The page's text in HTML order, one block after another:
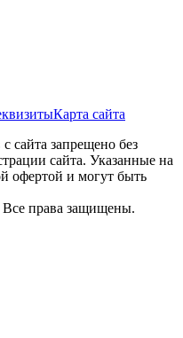
Карта сайта
сайта запрещено без
сайта. Указанные на
офертой и могут быть
права защищены.